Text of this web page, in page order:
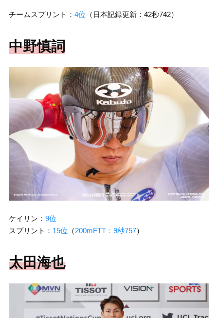
チームスプリント： 4位 （日本記録更新：42秒742）
中野慎詞
ケイリン： 9位
スプリント： 15位 （200mFTT：9秒757）
太田海也